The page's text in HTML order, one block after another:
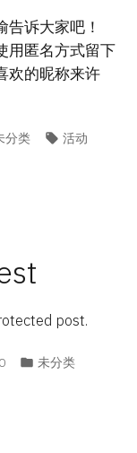
诉大家吧！
用匿名方式留下
欢的昵称来许
分类 Tags:
活动
post.
Posted
未分类